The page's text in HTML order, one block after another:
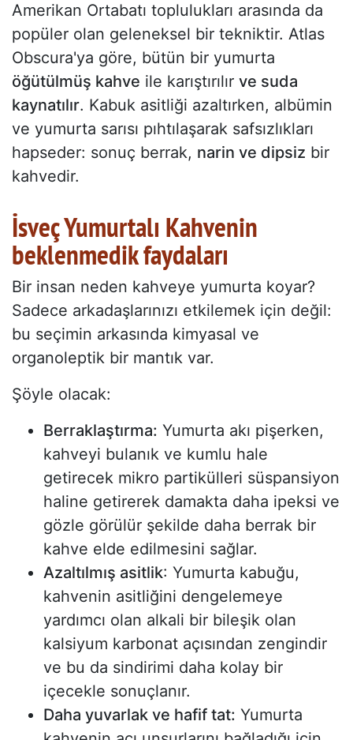
Amerikan Ortabatı toplulukları arasında da
popüler olan geleneksel bir tekniktir. Atlas
Obscura'ya göre, bütün bir yumurta
öğütülmüş kahve ile karıştırılır ve suda
kaynatılır. Kabuk asitliği azaltırken, albümin
ve yumurta sarısı pıhtılaşarak safsızlıkları
hapseder: sonuç berrak, narin ve dipsiz bir
kahvedir.
İsveç Yumurtalı Kahvenin
beklenmedik faydaları
Bir insan neden kahveye yumurta koyar?
Sadece arkadaşlarınızı etkilemek için değil:
bu seçimin arkasında kimyasal ve
organoleptik bir mantık var.
Şöyle olacak:
Berraklaştırma: Yumurta akı pişerken,
kahveyi bulanık ve kumlu hale
getirecek mikro partikülleri süspansiyon
haline getirerek damakta daha ipeksi ve
gözle görülür şekilde daha berrak bir
kahve elde edilmesini sağlar.
Azaltılmış asitlik: Yumurta kabuğu,
kahvenin asitliğini dengelemeye
yardımcı olan alkali bir bileşik olan
kalsiyum karbonat açısından zengindir
ve bu da sindirimi daha kolay bir
içecekle sonuçlanır.
Daha yuvarlak ve hafif tat: Yumurta